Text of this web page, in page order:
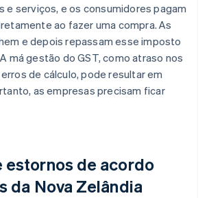
e serviços, e os consumidores pagam
ao fazer uma compra. As
e depois repassam esse imposto
má gestão do GST, como atraso nos
de cálculo, pode resultar em
as empresas precisam ficar
estornos de acordo
da Nova Zelândia